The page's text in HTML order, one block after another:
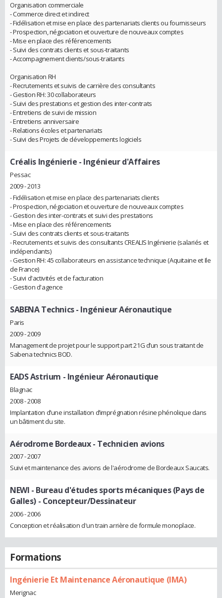
Organisation commerciale
- Commerce direct et indirect
- Fidélisation et mise en place des partenariats clients ou fournisseurs
- Prospection, négociation et ouverture de nouveaux comptes
- Mise en place des référencements
- Suivi des contrats clients et sous-traitants
- Accompagnement clients/sous-traitants
Organisation RH
- Recrutements et suivis de carrière des consultants
- Gestion RH: 30 collaborateurs
- Suivi des prestations et gestion des inter-contrats
- Entretiens de suivi de mission
- Entretiens anniversaire
- Relations écoles et partenariats
- Suivi des Projets de développements logiciels
Créalis Ingénierie - Ingénieur d'Affaires
Pessac
2009 - 2013
- Fidélisation et mise en place des partenariats clients
- Prospection, négociation et ouverture de nouveaux comptes
- Gestion des inter-contrats et suivi des prestations
- Mise en place des référencements
- Suivi des contrats clients et sous-traitants
- Recrutements et suivis des consultants CREALIS Ingénierie (salariés et
indépendants)
- Gestion RH: 45 collaborateurs en assistance technique (Aquitaine et Ile
de France)
- Suivi d'activités et de facturation
- Gestion d'agence
SABENA Technics- Ingénieur Aéronautique
Paris
2009 - 2009
Management de projet pour le support part 21G d’un sous traitant de
Sabena technics BOD.
EADS Astrium - Ingénieur Aéronautique
Blagnac
2008 - 2008
Implantation d’une installation d’imprégnation résine phénolique dans
un bâtiment du site.
Aérodrome Bordeaux- Technicien avions
2007 - 2007
Suivi et maintenance des avions de l'aérodrome de Bordeaux Saucats.
NEWI - Bureau d'études sports mécaniques (Pays de
Galles) - Concepteur/Dessinateur
2006 - 2006
Conception et réalisation d'un train arrière de formule monoplace.
Formations
Ingénierie Et Maintenance Aéronautique (IMA)
Merignac